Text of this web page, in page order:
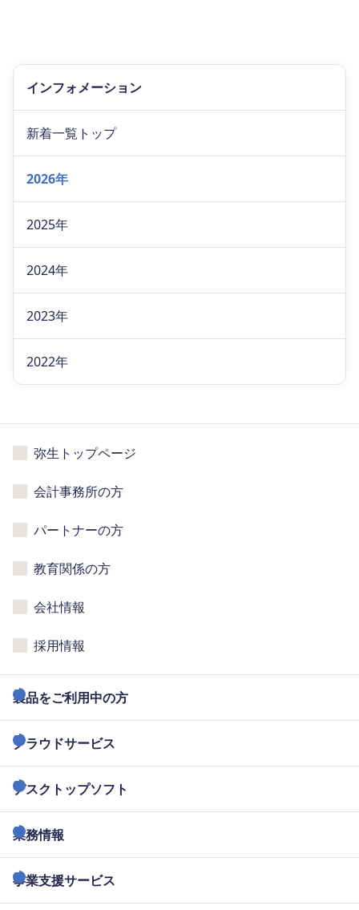
インフォメーション
新着一覧トップ
2026年
2025年
2024年
2023年
2022年
弥生トップページ
会計事務所の方
パートナーの方
教育関係の方
会社情報
採用情報
製品をご利用中の方
クラウドサービス
デスクトップソフト
業務情報
事業支援サービス